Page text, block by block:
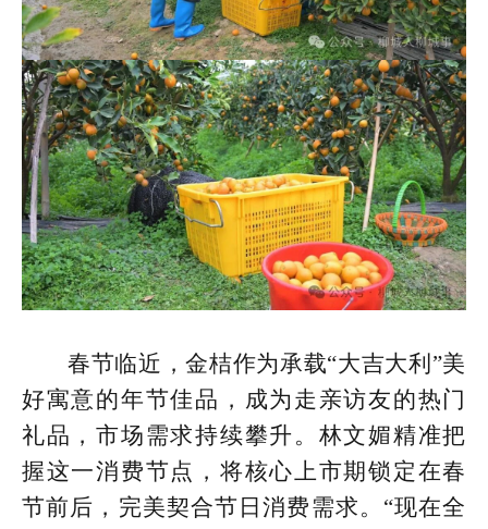
春节临近，金桔作为承载“大吉大利”美
好寓意的年节佳品，成为走亲访友的热门
礼品，市场需求持续攀升。林文媚精准把
握这一消费节点，将核心上市期锁定在春
节前后，完美契合节日消费需求。“现在全